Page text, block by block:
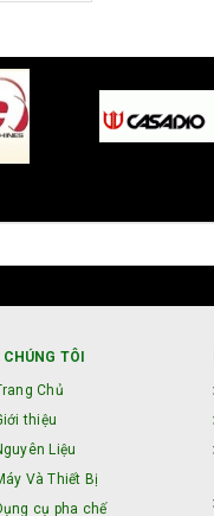
CHÚNG TÔI
Chủ
thiệu
Liệu
Và Thiết Bị
cụ pha chế